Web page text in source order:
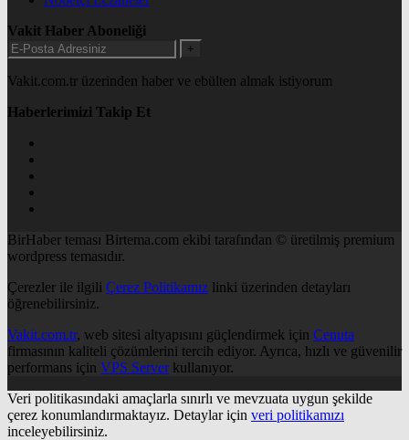
Vakit Haber Aboneliği
+
Vakit.com.tr üzerinden haber ve ebülten almak istiyorum
Haberlerimizi Takip Et
BirHaber teması Birtema.com ekibi tarafından © üretilmiş premium
wordpress temasıdır.
Çerezler ile ilgili Çerez Politikamız linki üzerinden detayları
öğrenebilirsiniz.
Vakit.com.tr, web sitesi altyapısını güçlendirmek için Cenuta
firmasının kaliteli çözümlerini tercih ediyor. Ayrıca, hızlı ve güvenilir
performans için VPS Serverkullanıyor.
Veri politikasındaki amaçlarla sınırlı ve mevzuata uygun şekilde
çerez konumlandırmaktayız. Detaylar için veri politikamızı
inceleyebilirsiniz.